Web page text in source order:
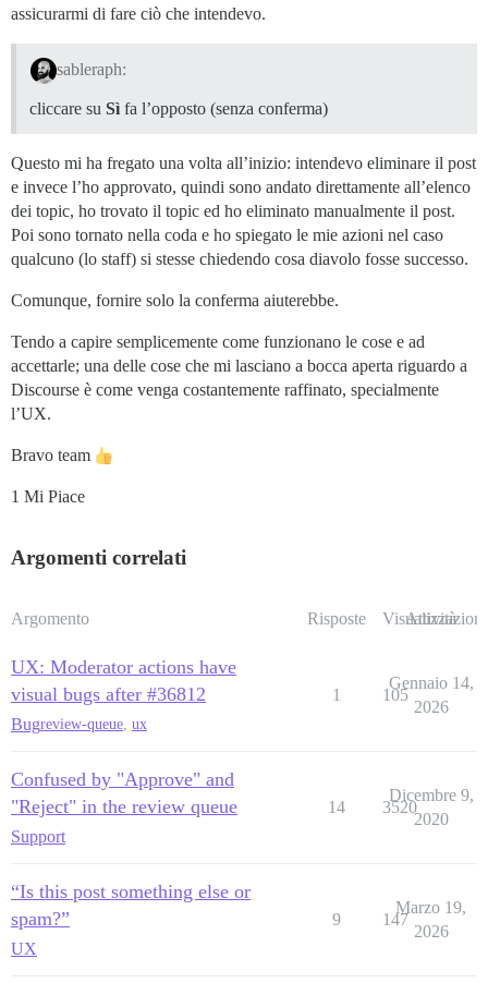
assicurarmi di fare ciò che intendevo.
sableraph:
cliccare su Sì fa l’opposto (senza conferma)
Questo mi ha fregato una volta all’inizio: intendevo eliminare il post
e invece l’ho approvato, quindi sono andato direttamente all’elenco
dei topic, ho trovato il topic ed ho eliminato manualmente il post.
Poi sono tornato nella coda e ho spiegato le mie azioni nel caso
qualcuno (lo staff) si stesse chiedendo cosa diavolo fosse successo.
Comunque, fornire solo la conferma aiuterebbe.
Tendo a capire semplicemente come funzionano le cose e ad
accettarle; una delle cose che mi lasciano a bocca aperta riguardo a
Discourse è come venga costantemente raffinato, specialmente
l’UX.
Bravo team
1 Mi Piace
Argomenti correlati
Argomento Risposte Visualizzazioni
Attività
UX: Moderator actions have
visual bugs after #36812
Bugreview-queue, ux
1 105
Gennaio 14,
2026
Confused by "Approve" and
"Reject" in the review queue
Support
14 3520
Dicembre 9,
2020
“Is this post something else or
spam?”
UX
9 147
Marzo 19,
2026